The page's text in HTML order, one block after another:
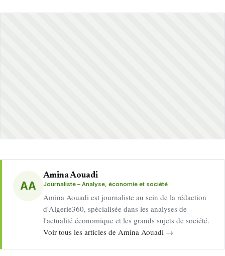
AA
Amina Aouadi
Journaliste – Analyse, économie et société
Amina Aouadi est journaliste au sein de la rédaction
d'Algerie360, spécialisée dans les analyses de
l'actualité économique et les grands sujets de société.
Voir tous les articles de Amina Aouadi →